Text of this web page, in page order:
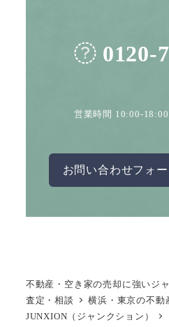
0120-
営業時間 10:00-
お問い合わせフォ
不動産・空き家の売却に強いジ
査定・相談
横浜・東京の不動
JUNXION（ジャンクション）